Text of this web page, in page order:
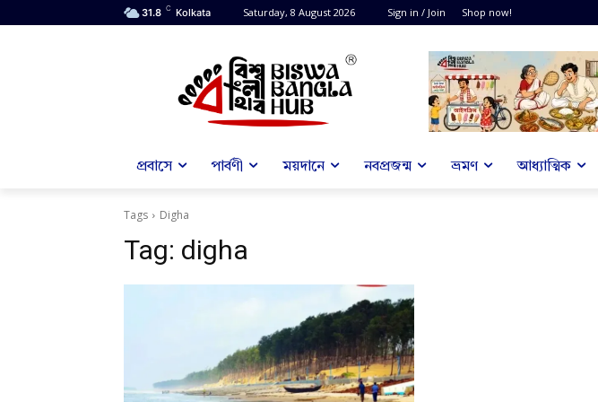
31.8 C Kolkata Saturday, 8 August 2026 Sign in / Join Shop now!
প্রবাসে পার্বণী ময়দানে নবপ্রজন্ম ভ্রমণ আধ্যাত্মিক
Tags Digha
Tag: digha